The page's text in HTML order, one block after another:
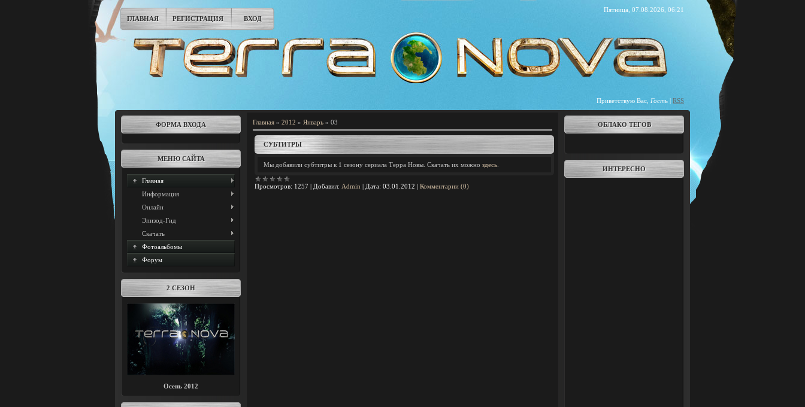
ГЛАВНАЯ РЕГИСТРАЦИЯ ВХОД
Пятница, 07.08.2026, 06:21
Приветствую Вас Гость | RSS
ФОРМА ВХОДА
МЕНЮ САЙТА
Главная
Информация
Онлайн
Эпизод-Гид
Скачать
Фотоальбомы
Форум
2 СЕЗОН
Осень 2012
Главная » 2012 » Январь » 03
СУБТИТРЫ
Мы добавили субтитры к 1 сезону сериала Терра Новы. Скачать их можно здесь
Просмотров: 1257 | Добавил: Admin | Дата: 03.01.2012 | Комментарии (0)
ОБЛАКО ТЕГОВ
ИНТЕРЕСНО